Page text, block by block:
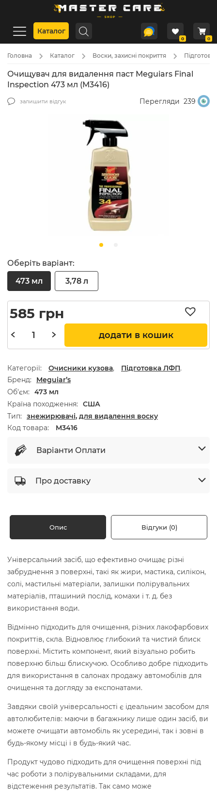
Каталог
0 0
Головна Каталог Воски, захисні покриття
Очищувач для видалення паст Meguiars Final
Inspection 473 мл (M3416)
залишити відгук Перегляди 239
Оберіть варіант:
473 мл
3,78 л
585 грн
додати в кошик
Категорії: Очисники кузова, Підготовка ЛФП.
Бренд
Meguiar’s
Об'єм
473 мл
Країна походження
США
Тип
знежирювачі, для видалення воску
Код товара:
M3416
Варіанти Оплати
Про доставку
Опис Відгуки (0)
Універсальний засіб, що ефективно очищає різні
забруднення з поверхні, такі як жири, мастика, силікон,
солі, мастильні матеріали, залишки полірувальних
матеріалів, пташиний послід, комахи і т. д. без
використання води.
Відмінно підходить для очищення, різних лакофарбових
покриттів, скла. Відновлює глибокий та чистий блиск
поверхні. Містить компонент, який візуально робить
поверхню більш блискучою. Особливо добре підходить
для використання в салонах продажу автомобілів для
очищення та догляду за експонатами.
Завдяки своїй універсальності є ідеальним засобом для
автолюбителів: маючи в багажнику лише один засіб, ви
можете очищати автомобіль як усередині, так і зовні в
будь-якому місці і в будь-який час.
Продукт чудово підходить для очищення поверхні під
час роботи з полірувальними складами, для
відстеження результатів. Так само може